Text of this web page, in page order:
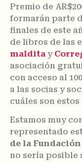
Premio de
formarán parte
finales de este
de libros de las
maldita y
asociación
con acceso al
a las socias y
cuáles son
Estamos muy
representado
de la
no sería posible